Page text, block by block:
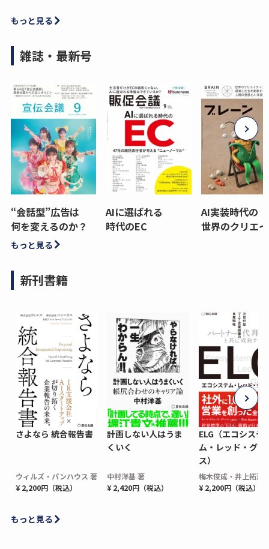
もっと見る
雑誌・最新号
“会話型”広告は
何を変えるのか？
AIに選ばれる
時代のEC
AI実装時代の
世界のクリエ
もっと見る
新刊書籍
さよなら 統合報告書
ウィルズ・パンハウス 著
¥ 2,200円（税込）
計画しない人はうま
くいく
中村洋基 著
¥ 2,420円（税込）
ELG（エコシステ
ム・レッド・グロ
ス）
梅木俊成・井上拓海
¥ 2,200円（税込）
もっと見る